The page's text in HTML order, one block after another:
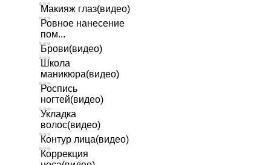
Макияж глаз(видео)
Ровное нанесение
пом...
Брови(видео)
Школа
маникюра(видео)
Роспись
ногтей(видео)
Укладка
волос(видео)
Контур лица(видео)
Коррекция